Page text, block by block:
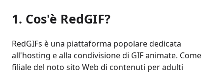
1. Cos'è RedGIF?
RedGIFs è una piattaforma popolare dedicata
all'hosting e alla condivisione di GIF animate. Come
filiale del noto sito Web di contenuti per adulti